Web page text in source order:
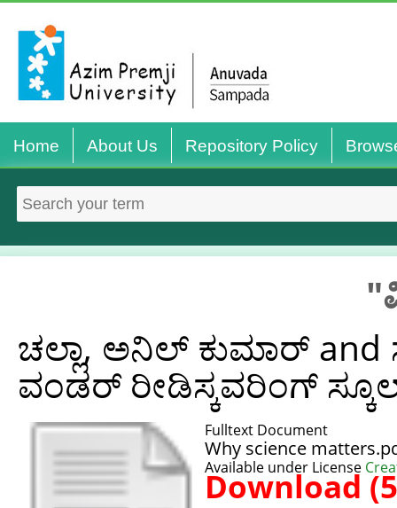
Home About Us Repository Policy
ಚಲ್ಲಾ, ಅನಿಲ್ ಕುಮಾರ್and
ವಂಡರ್ ರೀಡಿಸ್ಕವರಿಂಗ್ ಸ್ಕೂಲ್
Fulltext Document
Why science
Available under License
Download